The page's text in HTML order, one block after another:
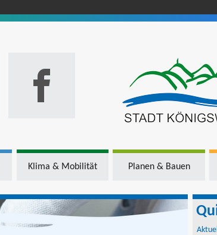
Klima & Mobilität Planen & Bauen